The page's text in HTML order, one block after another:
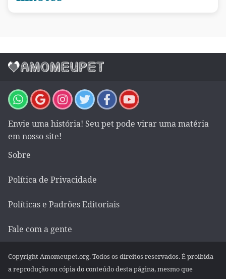
Envie uma história! Seu pet pode virar uma matéria
em nosso site!
Sobre
Política de Privacidade
Políticas e Padrões Editoriais
Fale com a gente
Copyright Amomeupet.org. Todos os direitos reservados. É proibida
a reprodução ou cópia do conteúdo desta página, mesmo que